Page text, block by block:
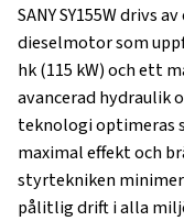
SANY SY155W drivs
dieselmotor som
hk (115 kW) och ett
avancerad hydraulik
teknologi optimeras
maximal effekt och
styrtekniken
pålitlig drift i alla